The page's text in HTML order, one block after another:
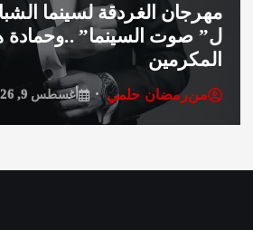
الغردقة لسينما
صوت السينما” ..وحمادة
منرمضان حلمي أغسطس 9, 2026